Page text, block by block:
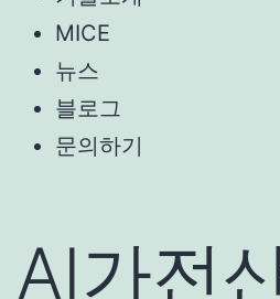
MICE
뉴스
블로그
문의하기
AI가전